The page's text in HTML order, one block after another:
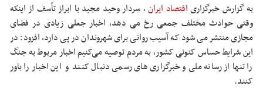
به گزارش خبرگزاریاقتصاد ایران، ​سردار وحید مجیدبا ابراز تأسف از اینکه
وقتی حوادث مختلف جمعی رخ می دهد، اخبار جعلی زیادی در فضای
مجازی منتشر می شود که آسیب روانی برای شهروندان در پی دارد، افزود: در
این شرایط حساس کنونی کشور، به مردم توصیه می‌کنیم اخبار مربوط به جنگ
را تنها از رسانه ملی و خبرگزاری های رسمی دنبال کنند و این اخبار را باور
کنند.